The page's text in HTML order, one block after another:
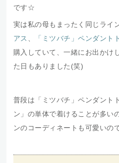
です☆
実は私の母もまったく同じライ
アス
「ミツバチ」ペンダント
購入していて、一緒にお出かけ
た日もありました(笑)
普段は「ミツバチ」ペンダント
ン」の単体で着けることが多い
ンのコーディネートも可愛いの